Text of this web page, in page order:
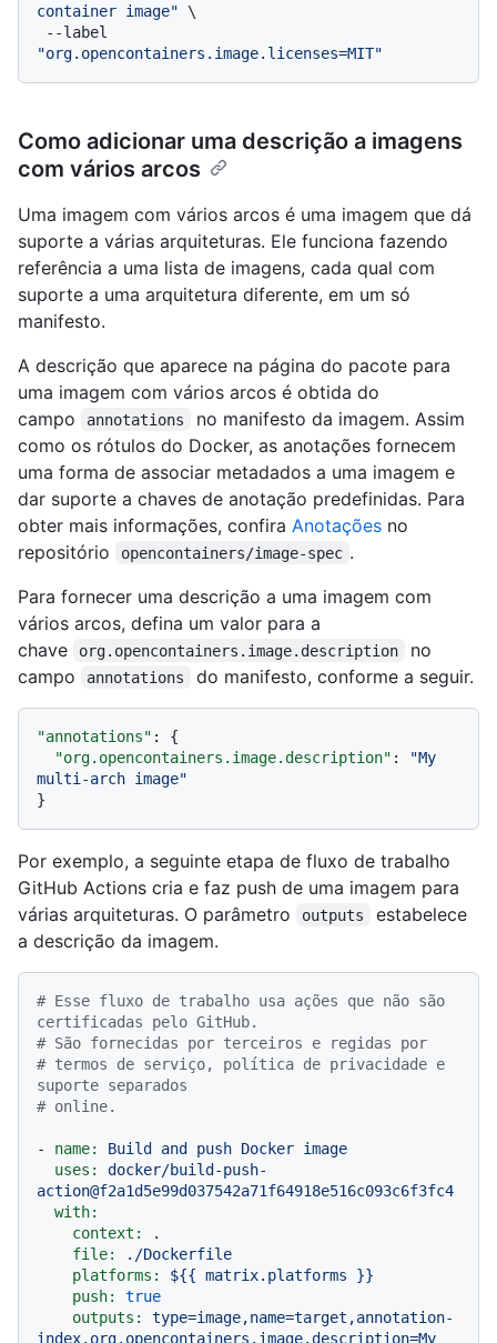
container image" \
"org.opencontainers.image.licenses=MIT"
Como adicionar uma descrição a imagens
com vários arcos
Uma imagem com vários arcos é uma imagem que dá
suporte a várias arquiteturas. Ele funciona fazendo
referência a uma lista de imagens, cada qual com
suporte a uma arquitetura diferente, em um só
manifesto.
A descrição que aparece na página do pacote para
uma imagem com vários arcos é obtida do
campo
annotations
no manifesto da imagem. Assim
como os rótulos do Docker, as anotações fornecem
uma forma de associar metadados a uma imagem e
dar suporte a chaves de anotação predefinidas. Para
obter mais informações, confira Anotações no
repositório
opencontainers/image-spec .
Para fornecer uma descrição a uma imagem com
vários arcos, defina um valor para a
chave
org.opencontainers.image.description
no
campo
annotations do manifesto, conforme a seguir.
"annotations" :
{
"org.opencontainers.image.description" :
"My
multi-arch image"
}
Por exemplo, a seguinte etapa de fluxo de trabalho
GitHub Actions cria e faz push de uma imagem para
várias arquiteturas. O parâmetro
outputs
estabelece
a descrição da imagem.
# Esse fluxo de trabalho usa ações que não são
certificadas pelo GitHub.
# São fornecidas por terceiros e regidas por
# termos de serviço, política de privacidade e
suporte separados
# online.
- name: Build and push Docker image
uses:
docker/build-push-
action@f2a1d5e99d037542a71f64918e516c093c6f3fc4
with:
context:
.
file:
./Dockerfile
platforms:
${{ matrix.platforms
}}
push:
true
outputs:
type=image,name=target,annotation-
index.org.opencontainers.image.description=My